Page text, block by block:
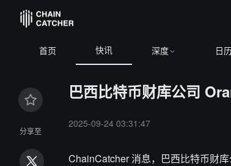
首页 快讯 深度 日历
分享至
巴西比特币财库公司
2025-09-24 03:31:47
ChainCatcher 消息，巴西比特币财